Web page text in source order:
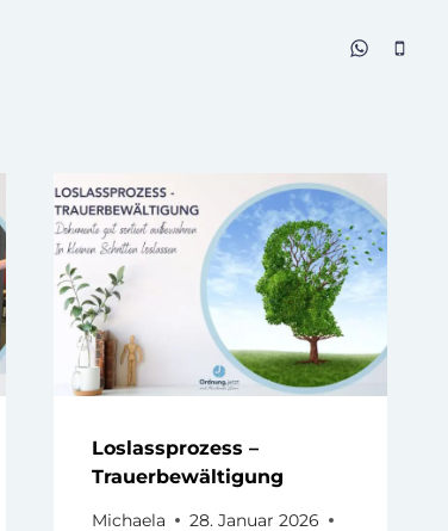
Loslassprozess –
Trauerbewältigung
Michaela
28. Januar 2026